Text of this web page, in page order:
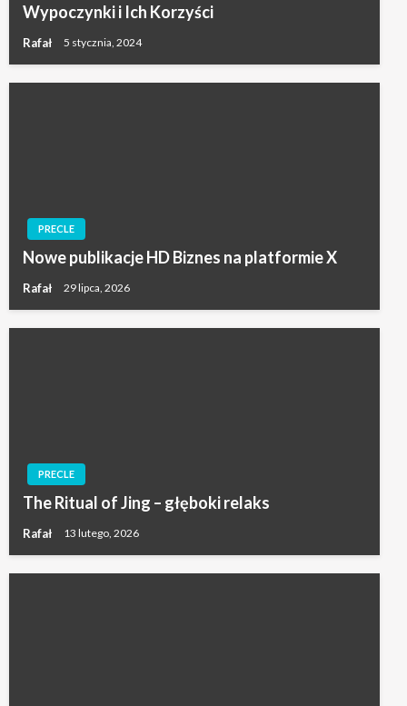
Wypoczynki i Ich Korzyści
Rafał 5 stycznia, 2024
PRECLE
Nowe publikacje HD Biznes na platformie X
Rafał 29 lipca, 2026
PRECLE
The Ritual of Jing – głęboki relaks
Rafał 13 lutego, 2026